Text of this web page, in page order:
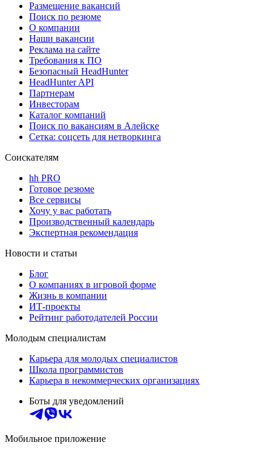
Размещение вакансий
Поиск по резюме
О компании
Наши вакансии
Реклама на сайте
Требования к ПО
Безопасный HeadHunter
HeadHunter API
Партнерам
Инвесторам
Каталог компаний
Поиск по вакансиям в Алейске
Сетка: соцсеть для нетворкинга
Соискателям
hh PRO
Готовое резюме
Все сервисы
Хочу у вас работать
Производственный календарь
Экспертная рекомендация
Новости и статьи
Блог
О компаниях в игровой форме
Жизнь в компании
ИТ-проекты
Рейтинг работодателей России
Молодым специалистам
Карьера для молодых специалистов
Школа программистов
Карьера в некоммерческих организациях
Боты для уведомлений
Мобильное приложение